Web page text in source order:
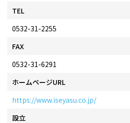
TEL
0532-31-2255
FAX
0532-31-6291
ホームページURL
https://www.iseyasu.co.jp/
設立